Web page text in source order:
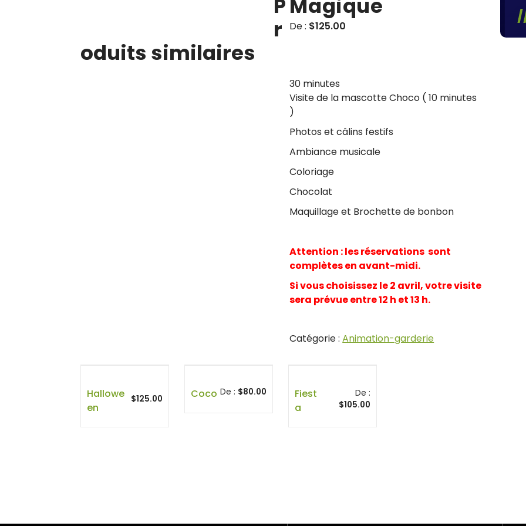
Magique
De : $125.00
30 minutes
Visite de la mascotte Choco ( 10 minutes
)
Photos et câlins festifs
Ambiance musicale
Coloriage
Chocolat
Maquillage et Brochette de bonbon
Attention : les réservations sont
complètes en avant-midi.
Si vous choisissez le 2 avril, votre visite
sera prévue entre 12 h et 13 h.
Catégorie :Animation-garderie
P
r
oduits similaires
Hallowe
En
$125.00 Coco De : $80.00
Fiest
A
De :
$105.00